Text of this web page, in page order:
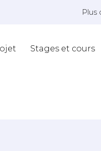
Plus
Stages et cours